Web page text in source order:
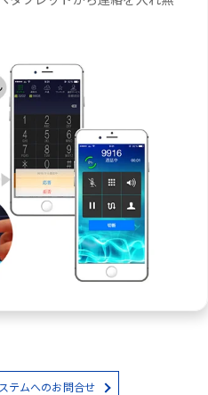
テムへのお問合せ